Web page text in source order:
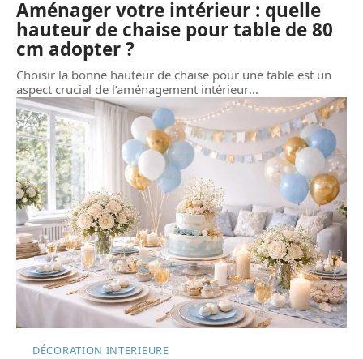
Aménager votre intérieur : quelle
hauteur de chaise pour table de 80
cm adopter ?
Choisir la bonne hauteur de chaise pour une table est un
aspect crucial de l’aménagement intérieur…
DÉCORATION INTERIEURE